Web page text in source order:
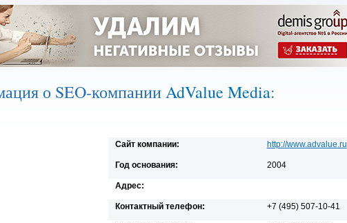
о SEO-компанииAdValue Media:
Сайт компании: http://www.advalue.ru
Год основания: 2004
Адрес:
Контактный телефон: +7 (495) 507-10-41